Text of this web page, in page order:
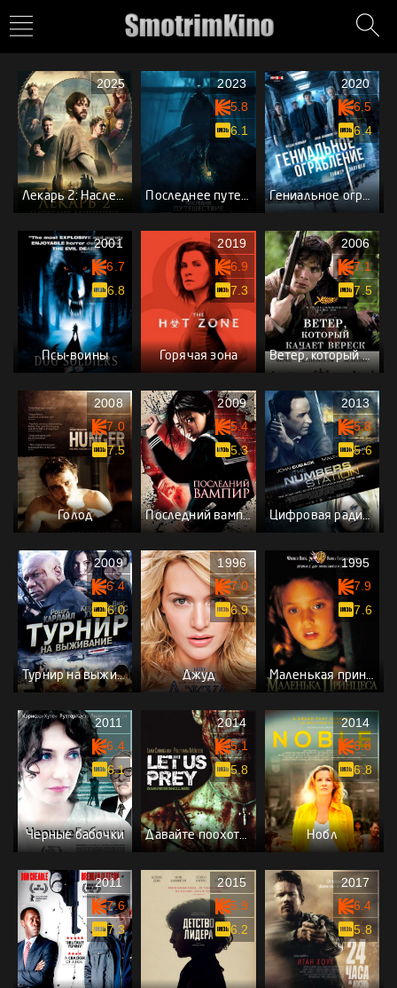
Лекарь 2: Наследие Авиценны
2025
Последнее путешествие «Деметра»
2023
5.8
6.1
Гениальное ограбление
2020
6.5
6.4
Псы-воины
2001
6.7
6.8
Горячая зона
2019
6.9
7.3
Ветер, который качает вереск
2006
7.1
7.5
Голод
2008
7.0
7.5
Последний вампир
2009
5.4
5.3
Цифровая радиостанция
2013
5.8
5.6
Турнир на выживание
2009
6.4
6.0
Джуд
1996
7.0
6.9
Маленькая принцесса
1995
7.9
7.6
Черные бабочки
2011
6.4
6.1
Давайте поохотимся
2014
5.1
5.8
Нобл
2014
6.8
6.8
2011
7.6
7.3
2015
5.9
6.2
2017
6.4
5.8